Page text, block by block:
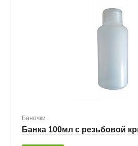
Баночки
Банка 100мл с резьбовой